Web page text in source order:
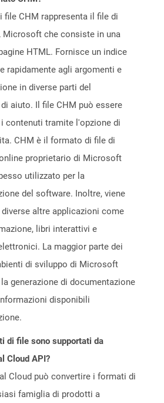
file CHM rappresenta il file di
Microsoft che consiste in una
HTML. Fornisce un indice
rapidamente agli argomenti e
in diverse parti del
aiuto. Il file CHM può essere
contenuti tramite l'opzione di
CHM è il formato di file di
proprietario di Microsoft
utilizzato per la
del software. Inoltre, viene
altre applicazioni come
libri interattivi e
La maggior parte dei
di sviluppo di Microsoft
generazione di documentazione
disponibili
di file sono supportati da
Cloud API?
Cloud può convertire i formati di
famiglia di prodotti a